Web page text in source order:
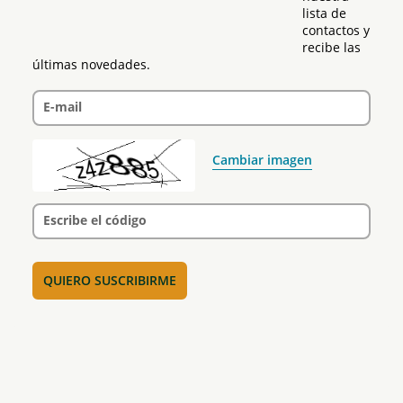
lista de
contactos y
recibe las
últimas novedades.
E-mail
Cambiar imagen
Escribe el código